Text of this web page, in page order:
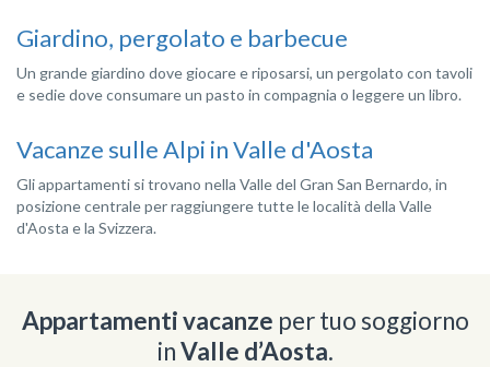
Giardino, pergolato e barbecue
Un grande giardino dove giocare e riposarsi, un pergolato con tavoli
e sedie dove consumare un pasto in compagnia o leggere un libro.
Vacanze sulle Alpi in Valle d'Aosta
Gli appartamenti si trovano nella Valle del Gran San Bernardo, in
posizione centrale per raggiungere tutte le località della Valle
d'Aosta e la Svizzera.
Appartamenti vacanze per tuo soggiorno
inValle d’Aosta.